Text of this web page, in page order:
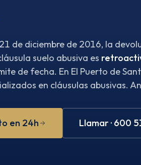
21 de diciembre de 2016, la
suelo abusiva es
de fecha. En El Puerto de
en cláusulas abusivas.
en 24h Llamar · 600